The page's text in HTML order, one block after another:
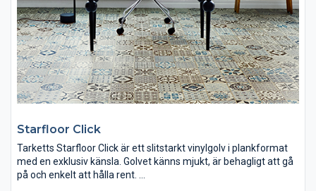
Starfloor Click
Tarketts Starfloor Click är ett slitstarkt vinylgolv i plankformat
med en exklusiv känsla. Golvet känns mjukt, är behagligt att gå
på och enkelt att hålla rent.